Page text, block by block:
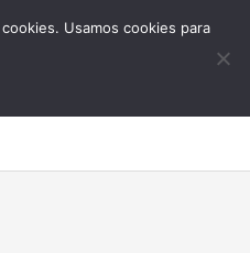
0
Usamos cookies para